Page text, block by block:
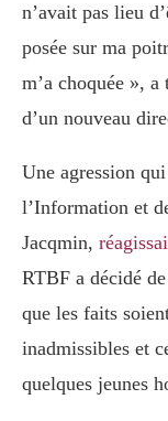
n’avait pas lieu
posée sur ma
m’a choquée »,
d’un nouveau
Une agression
l’Information et
Jacqmin,
RTBF a décidé
que les faits
inadmissibles et
quelques jeunes